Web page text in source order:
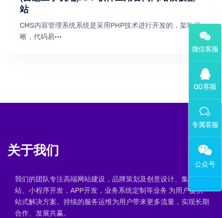
站
CMS内容管理系统系统是采用PHP技术进行开发的，架构清
晰，代码易···
关于我们
我们的团队专注高端网站建设，品牌策划及创意设计、集群建
站、小程序开发，APP开发，业务系统定制等业务 为用户提供一
站式解决方案。持续的服务运维为用户带来更多流量，实现长期
合作、发展共赢。